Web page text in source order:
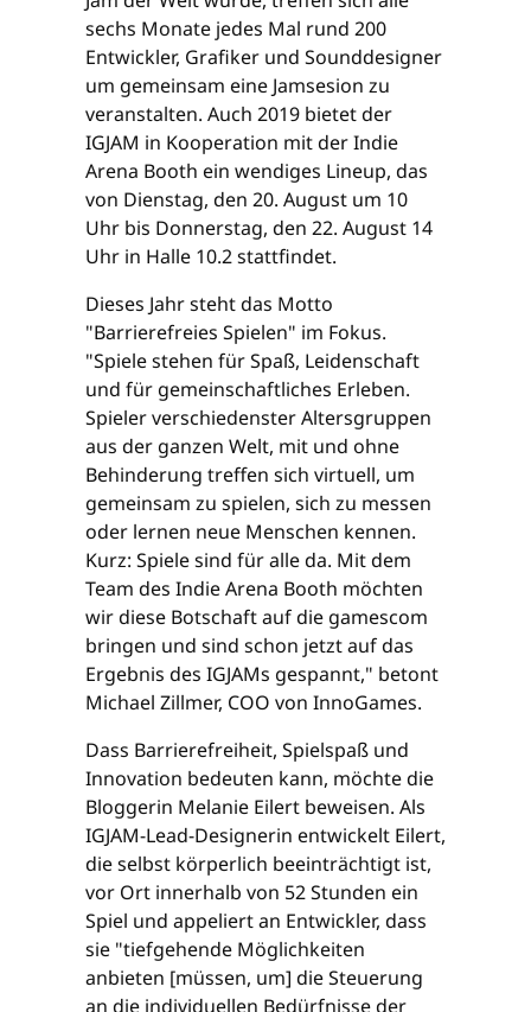
sechs Monate jedes Mal rund 200
Entwickler, Grafiker und Sounddesigner
um gemeinsam eine Jamsesion zu
veranstalten. Auch 2019 bietet der
IGJAM in Kooperation mit der Indie
Arena Booth ein wendiges Lineup, das
von Dienstag, den 20. August um 10
Uhr bis Donnerstag, den 22. August 14
Uhr in Halle 10.2 stattfindet.
Dieses Jahr steht das Motto
"Barrierefreies Spielen" im Fokus.
"Spiele stehen für Spaß, Leidenschaft
und für gemeinschaftliches Erleben.
Spieler verschiedenster Altersgruppen
aus der ganzen Welt, mit und ohne
Behinderung treffen sich virtuell, um
gemeinsam zu spielen, sich zu messen
oder lernen neue Menschen kennen.
Kurz: Spiele sind für alle da. Mit dem
Team des Indie Arena Booth möchten
wir diese Botschaft auf die gamescom
bringen und sind schon jetzt auf das
Ergebnis des IGJAMs gespannt," betont
Michael Zillmer, COO von InnoGames.
Dass Barrierefreiheit, Spielspaß und
Innovation bedeuten kann, möchte die
Bloggerin Melanie Eilert beweisen. Als
IGJAM-Lead-Designerin entwickelt Eilert,
die selbst körperlich beeinträchtigt ist,
vor Ort innerhalb von 52 Stunden ein
Spiel und appeliert an Entwickler, dass
sie "tiefgehende Möglichkeiten
anbieten [müssen, um] die Steuerung
an die individuellen Bedürfnisse der